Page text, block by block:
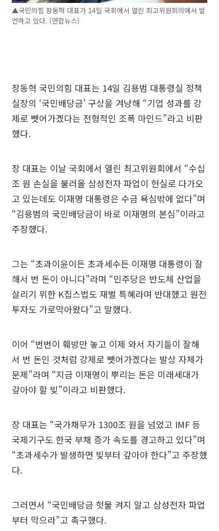
▲국민의힘 장동혁 대표가 14일 국회에서 열린 최고위원회의에서 발
언하고 있다. (연합뉴스)
장동혁 국민의힘 대표는 14일 김용범 대통령실 정책
실장의 ‘국민배당금’ 구상을 겨냥해 “기업 성과를 강
제로 뺏어가겠다는 전형적인 조폭 마인드”라고 비판
했다.
장 대표는 이날 국회에서 열린 최고위원회에서 “수십
조 원 손실을 불러올 삼성전자 파업이 현실로 다가오
고 있는데도 이재명 대통령은 수금 욕심밖에 없다”며
“김용범의 국민배당금이 바로 이재명의 본심”이라고
주장했다.
그는 “초과이윤이든 초과세수든 이재명 대통령이 잘
해서 번 돈이 아니다”라며 “민주당은 반도체 산업을
살리기 위한 K칩스법도 재벌 특혜라며 반대했고 원전
투자도 가로막아왔다”고 말했다.
이어 “번번이 훼방만 놓고 이제 와서 자기들이 잘해
서 번 돈인 것처럼 강제로 뺏어가겠다는 발상 자체가
문제”라며 “지금 이재명이 뿌리는 돈은 미래세대가
갚아야 할 빚”이라고 비판했다.
장 대표는 “국가채무가 1300조 원을 넘었고 IMF 등
국제기구도 한국 부채 증가 속도를 경고하고 있다”며
“초과세수가 발생하면 빚부터 갚아야 한다”고 주장했
다.
그러면서 “국민배당금 헛물 켜지 말고 삼성전자 파업
부터 막으라”고 촉구했다.